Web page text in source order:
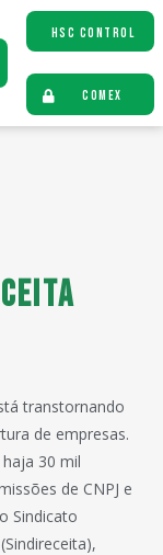
HSC CONTROL
COMEX
transtornando
de empresas.
30 mil
de CNPJ e
Sindicato